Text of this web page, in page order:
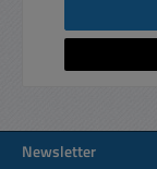
Newsletter